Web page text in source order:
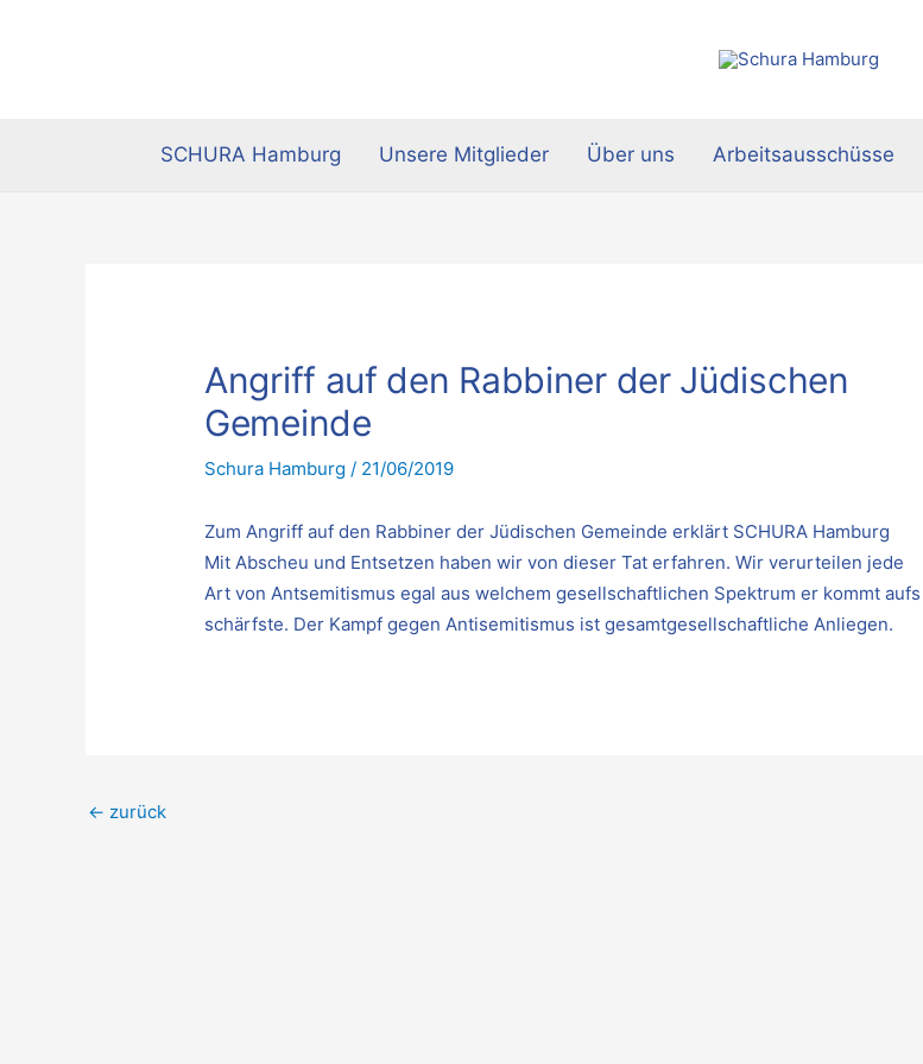
SCHURA Hamburg Unsere Mitglieder Über uns Arbeitsausschüsse
Angriff auf den Rabbiner der Jüdischen
Gemeinde
Schura Hamburg / 21/06/2019
Zum Angriff auf den Rabbiner der Jüdischen Gemeinde erklärt SCHURA Hamburg
Mit Abscheu und Entsetzen haben wir von dieser Tat erfahren. Wir verurteilen jede
Art von Antsemitismus egal aus welchem gesellschaftlichen Spektrum er kommt aufs
schärfste. Der Kampf gegen Antisemitismus ist gesamtgesellschaftliche Anliegen.
← zurück